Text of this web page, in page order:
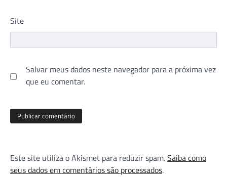
Site
Salvar meus dados neste navegador para a próxima vez
que eu comentar.
Este site utiliza o Akismet para reduzir spam.Saiba como
seus dados em comentários são processados.